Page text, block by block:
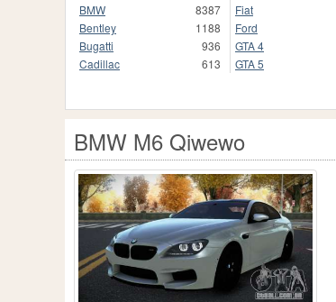
BMW
8387
Bentley
1188
Bugatti
936
Cadillac
613
Fiat
Ford
GTA 4
GTA 5
BMW M6 Qiwewo